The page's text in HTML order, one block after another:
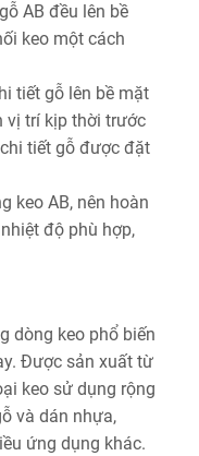
AB đều lên bề
keo một cách
tiết gỗ lên bề mặt
vị trí kịp thời trước
tiết gỗ được đặt
keo AB, nên hoàn
độ phù hợp,
dòng keo phổ biến
Được sản xuất từ
keo sử dụng rộng
và dán nhựa,
ứng dụng khác.